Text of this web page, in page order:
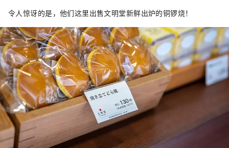
令人惊讶的是，他们这里出售文明堂新鲜出炉的铜锣烧！